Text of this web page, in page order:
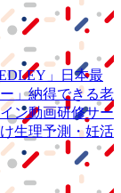
」
日本最
」納得できる老
ン動画研修サー
生理予測・妊活